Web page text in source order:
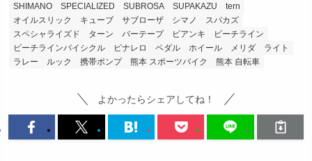
SHIMANO
SPECIALIZED SUBROSA SUPAKAZU
tern
オイルスリック
キューブ サブローザ シマノ
スパカズ
スペシャライズド
ターン バーテープ ビアンキ
ビーチライン
ビーチラインバイシクル
ピナレロ ペダル ホイール メリダ
ライト
ラレー
ルック 携帯ポンプ 熊本 スポーツバイク 熊本 自転車
よかったらシェアしてね！